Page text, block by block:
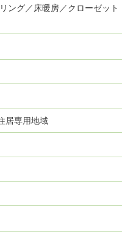
ング／床暖房／クローゼット
居専用地域